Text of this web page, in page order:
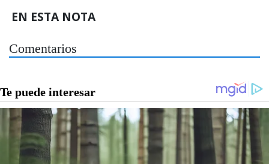
EN ESTA NOTA
Comentarios